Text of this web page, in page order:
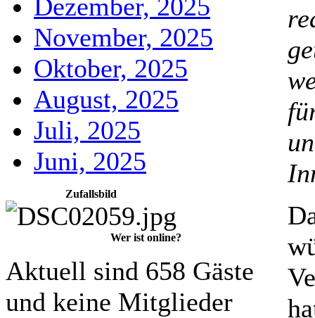
Dezember, 2025
November, 2025
Oktober, 2025
August, 2025
Juli, 2025
Juni, 2025
Zufallsbild
Wer ist online?
Aktuell sind 658 Gäste
und keine Mitglieder